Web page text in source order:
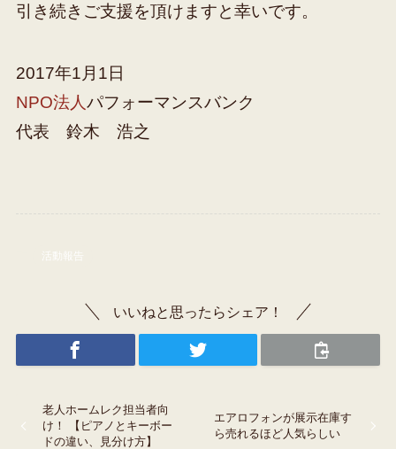
引き続きご支援を頂けますと幸いです。
2017年1月1日
NPO法人パフォーマンスバンク
代表 鈴木 浩之
活動報告
いいねと思ったらシェア！
老人ホームレク担当者向
け！ 【ピアノとキーボー
ドの違い、見分け方】
エアロフォンが展示在庫す
ら売れるほど人気らしい